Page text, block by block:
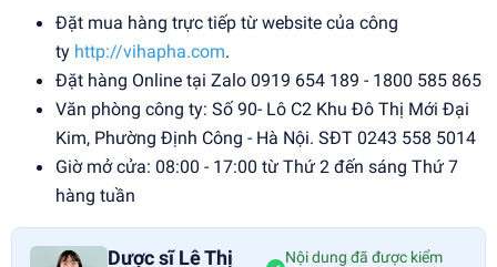
Đặt mua hàng trực tiếp từ website của công
ty http://vihapha.com.
Đặt hàng Online tại Zalo 0919 654 189 - 1800 585 865
Văn phòng công ty: Số 90- Lô C2 Khu Đô Thị Mới Đại
Kim, Phường Định Công - Hà Nội. SĐT 0243 558 5014
Giờ mở cửa: 08:00 - 17:00 từ Thứ 2 đến sáng Thứ 7
hàng tuần
Dược sĩ Lê Thị
Nội dung đã được kiểm